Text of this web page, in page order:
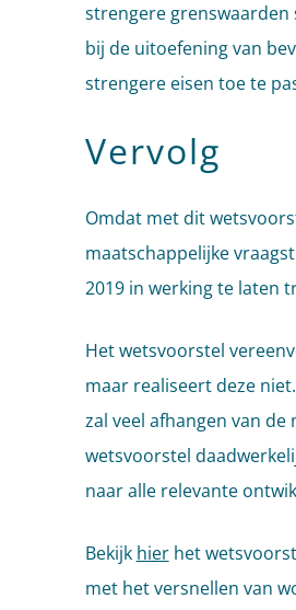
strengere
bij de uitoefening van
strengere eisen toe te
Vervolg
Omdat met dit
maatschappelijke
2019 in werking te laten
Het wetsvoorstel
maar realiseert deze
zal veel afhangen van
wetsvoorstel
naar alle relevante
Bekijk hierhet
met het versnellen van